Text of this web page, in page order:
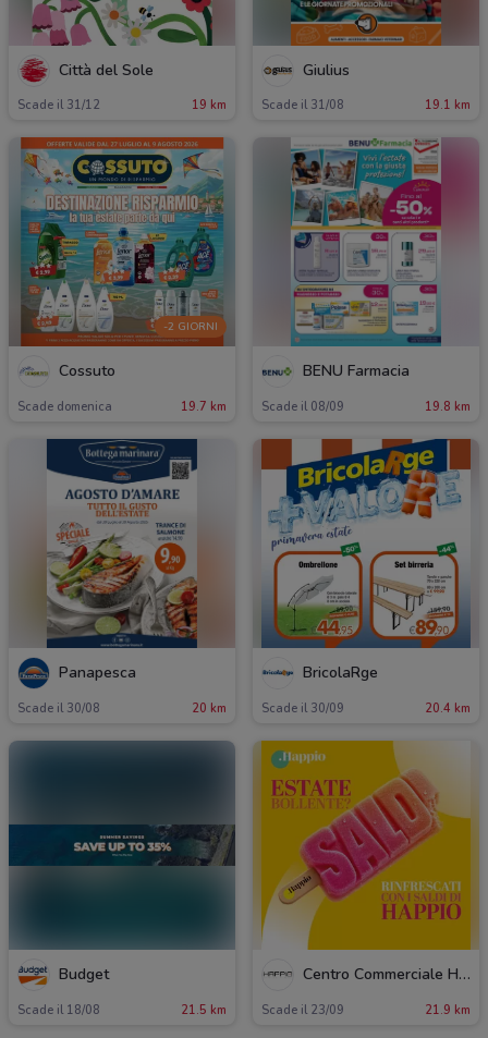
Città del Sole
Scade il 31/12 19 km
Giulius
Scade il 31/08 19.1 km
-2 GIORNI
Cossuto
Scade domenica 19.7 km
BENU Farmacia
Scade il 08/09 19.8 km
Panapesca
Scade il 30/08 20 km
BricolaRge
Scade il 30/09 20.4 km
Budget
Scade il 18/08 21.5 km
Centro Commerciale Happio
Scade il 23/09 21.9 km